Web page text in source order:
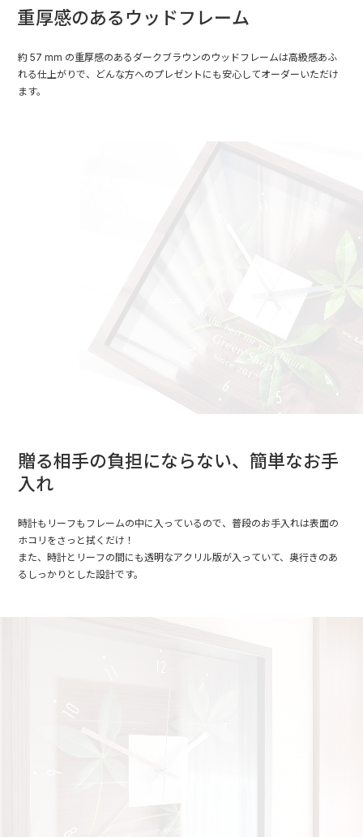
重厚感のあるウッドフレーム
約 57 mm の重厚感のあるダークブラウンのウッドフレームは高級感あふ
れる仕上がりで、どんな方へのプレゼントにも安心してオーダーいただけ
ます。
贈る相手の負担にならない、簡単なお手
入れ
時計もリーフもフレームの中に入っているので、普段のお手入れは表面の
ホコリをさっと拭くだけ！
また、時計とリーフの間にも透明なアクリル版が入っていて、奥行きのあ
るしっかりとした設計です。